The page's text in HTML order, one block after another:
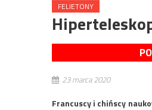
FELIETONY
23 marca 2020
Francuscy i chińscy